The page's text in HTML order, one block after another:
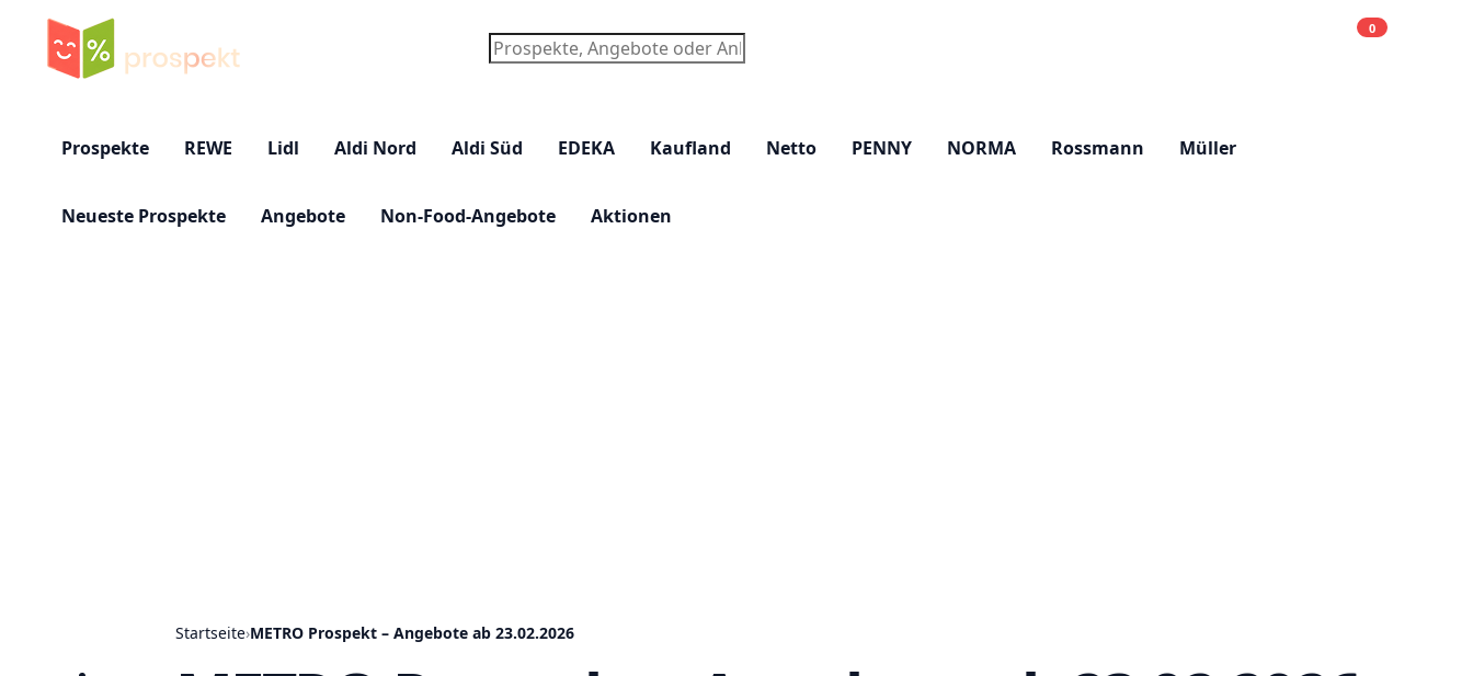
Suchen
0
Prospekte REWE Lidl Aldi Nord Aldi Süd EDEKA Kaufland Netto PENNY NORMA Rossmann Müller
Neueste Prospekte Angebote Non-Food-Angebote Aktionen
Startseite›METRO Prospekt – Angebote ab 23.02.2026